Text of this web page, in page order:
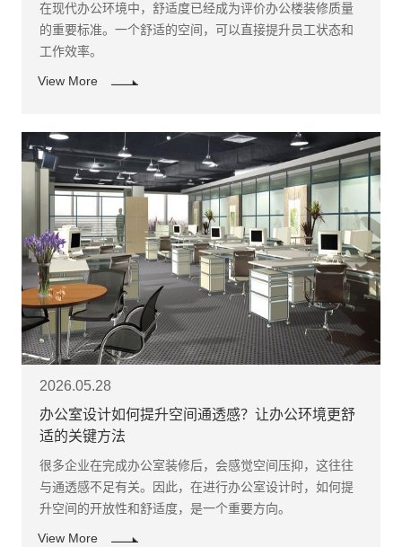
在现代办公环境中，舒适度已经成为评价办公楼装修质量
的重要标准。一个舒适的空间，可以直接提升员工状态和
工作效率。
View More
2026.05.28
办公室设计如何提升空间通透感？让办公环境更舒
适的关键方法
很多企业在完成办公室装修后，会感觉空间压抑，这往往
与通透感不足有关。因此，在进行办公室设计时，如何提
升空间的开放性和舒适度，是一个重要方向。
View More